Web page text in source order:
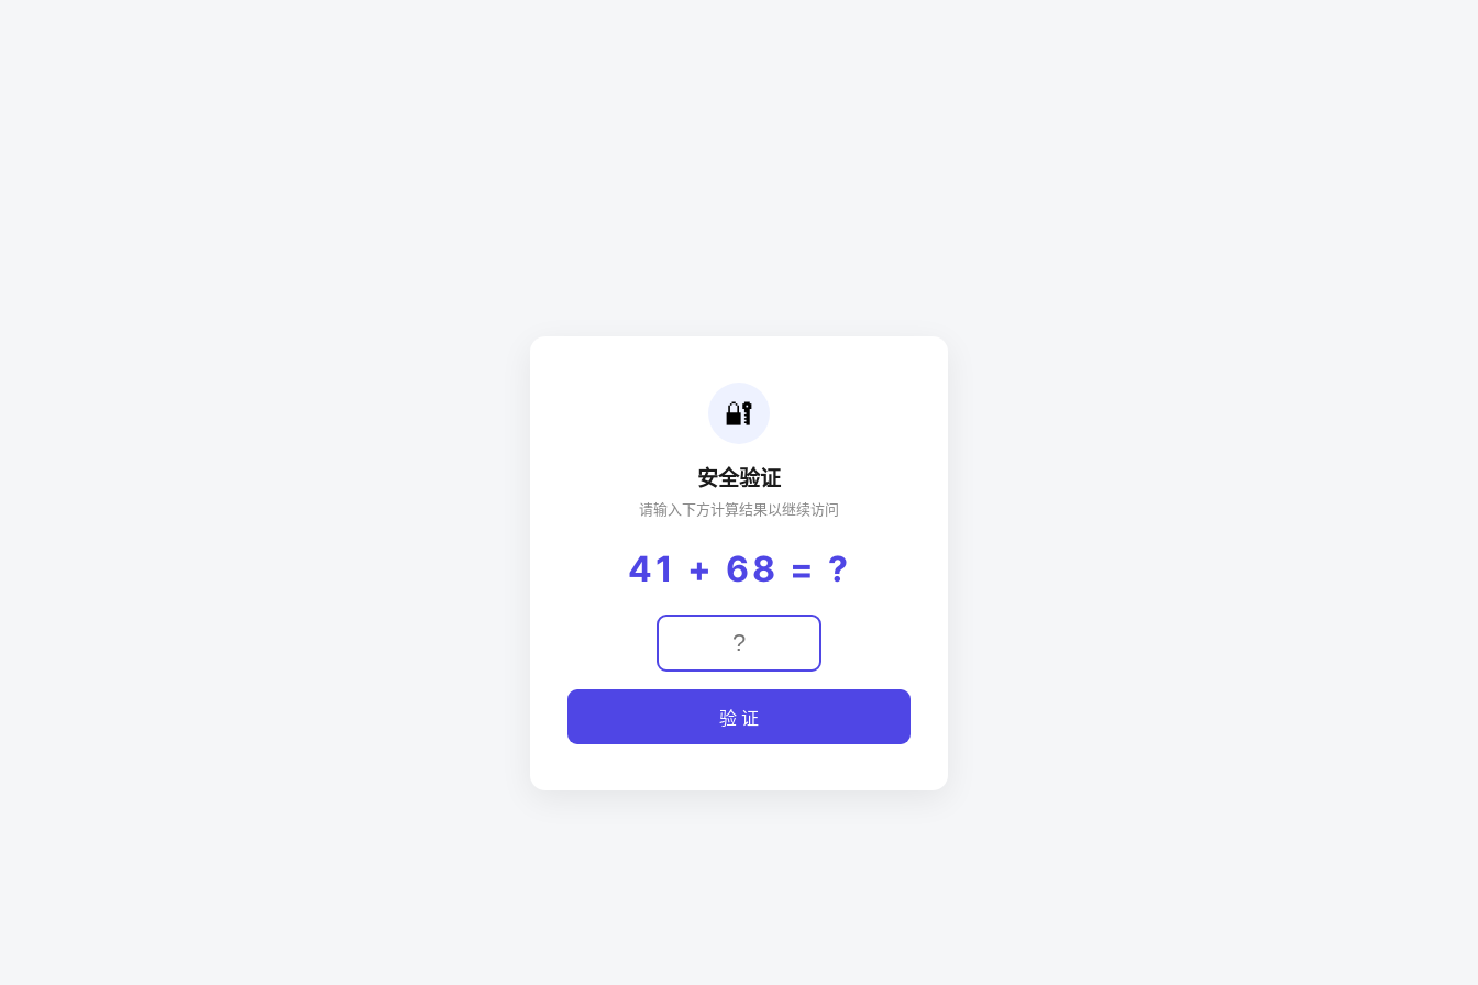
🔐
安全验证
请输入下方计算结果以继续访问
41 + 68 = ?
验 证